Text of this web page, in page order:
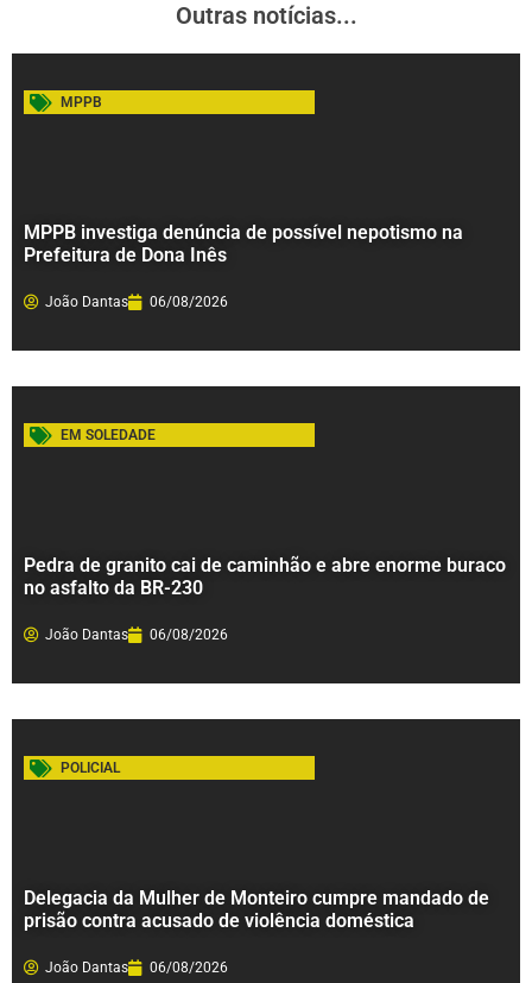
Outras notícias...
MPPB
MPPB investiga denúncia de possível nepotismo na
Prefeitura de Dona Inês
João Dantas 06/08/2026
EM SOLEDADE
Pedra de granito cai de caminhão e abre enorme buraco
no asfalto da BR-230
João Dantas 06/08/2026
POLICIAL
Delegacia da Mulher de Monteiro cumpre mandado de
prisão contra acusado de violência doméstica
João Dantas 06/08/2026